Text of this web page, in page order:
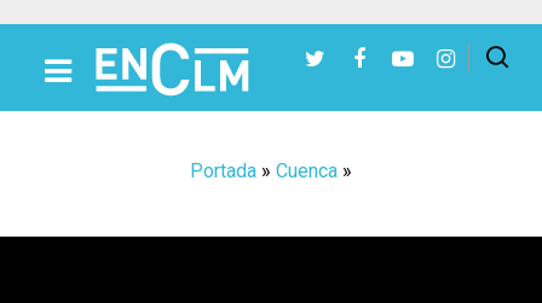
Portada » Cuenca »